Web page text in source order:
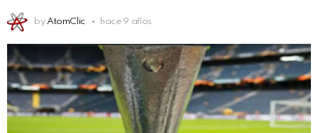
by AtomClic hace 9 años